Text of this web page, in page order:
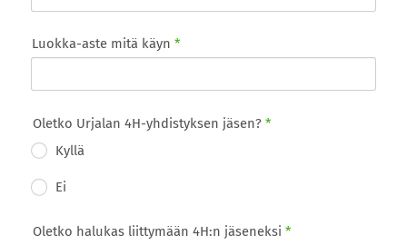
Luokka-aste mitä käyn *
Oletko Urjalan 4H-yhdistyksen jäsen?*
Kyllä
Ei
Oletko halukas liittymään 4H:n jäseneksi *